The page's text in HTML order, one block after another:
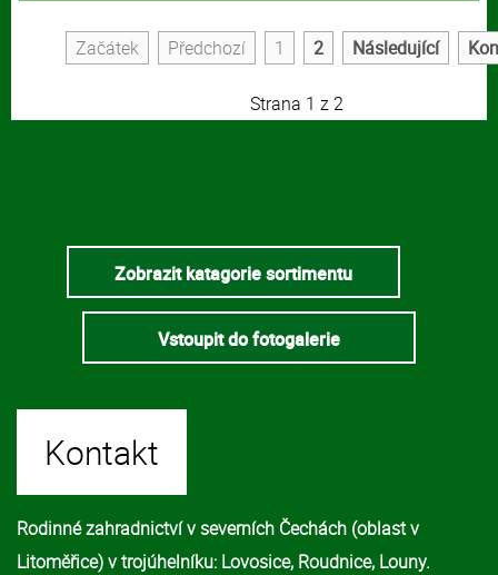
Začátek Předchozí 1 2 Následující
Strana 1 z 2
Zobrazit katagorie sortimentu
Vstoupit do fotogalerie
Kontakt
Rodinné zahradnictví v severních Čechách (oblast v
Litoměřice) v trojúhelníku: Lovosice, Roudnice, Louny.